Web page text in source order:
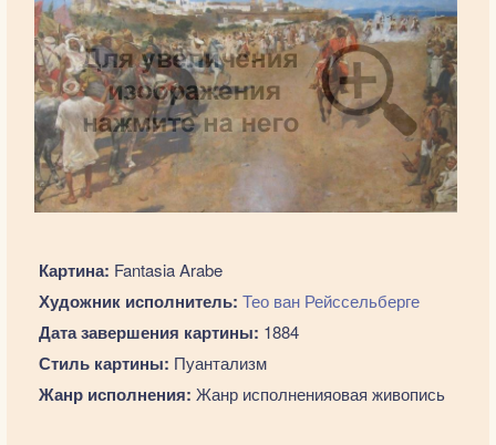
Картина: Fantasia Arabe
Художник исполнитель: Тео ван Рейссельберге
Дата завершения картины: 1884
Стиль картины: Пуантализм
Жанр исполнения: Жанр исполненияовая живопись